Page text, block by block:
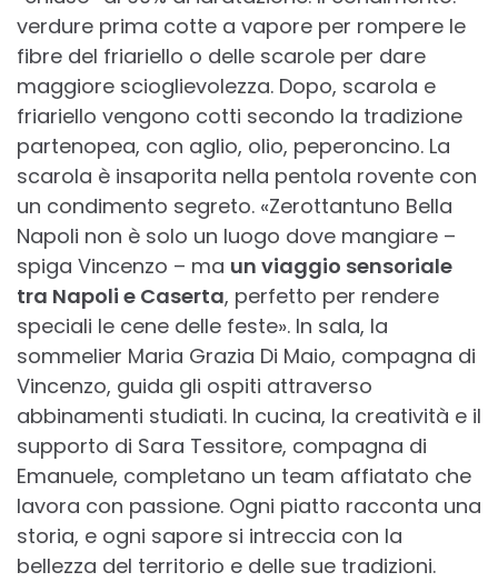
verdure prima cotte a vapore per rompere le
fibre del friariello o delle scarole per dare
maggiore scioglievolezza. Dopo, scarola e
friariello vengono cotti secondo la tradizione
partenopea, con aglio, olio, peperoncino. La
scarola è insaporita nella pentola rovente con
un condimento segreto. «Zerottantuno Bella
Napoli non è solo un luogo dove mangiare –
spiga Vincenzo – ma un viaggio sensoriale
tra Napoli e Caserta, perfetto per rendere
speciali le cene delle feste». In sala, la
sommelier Maria Grazia Di Maio, compagna di
Vincenzo, guida gli ospiti attraverso
abbinamenti studiati. In cucina, la creatività e il
supporto di Sara Tessitore, compagna di
Emanuele, completano un team affiatato che
lavora con passione. Ogni piatto racconta una
storia, e ogni sapore si intreccia con la
bellezza del territorio e delle sue tradizioni.